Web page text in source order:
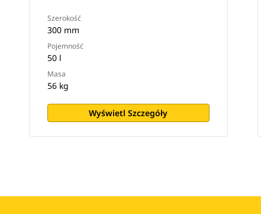
Szerokość
300 mm
Pojemność
50 l
Masa
56 kg
Wyświetl Szczegóły